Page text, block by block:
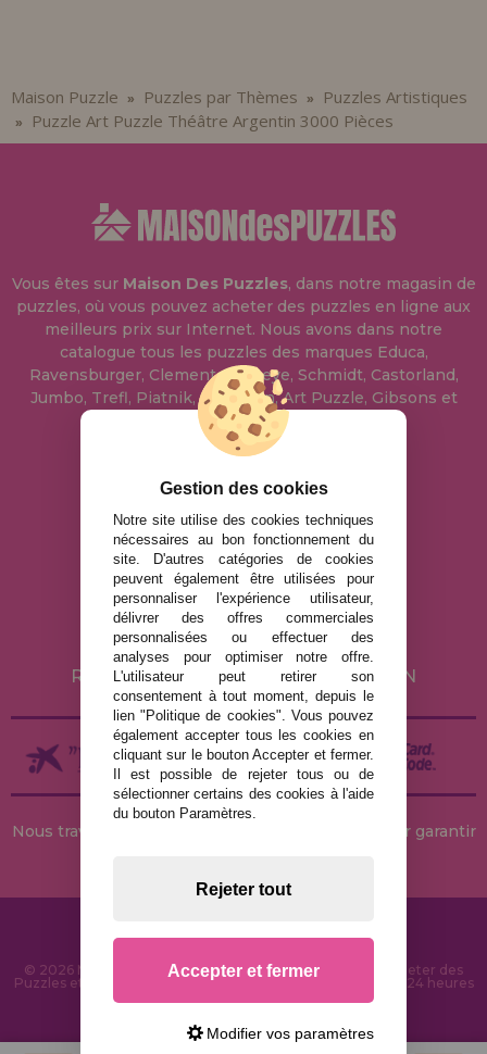
Maison Puzzle » Puzzles par Thèmes » Puzzles Artistiques
» Puzzle Art Puzzle Théâtre Argentin 3000 Pièces
Vous êtes sur Maison Des Puzzles, dans notre magasin de
puzzles, où vous pouvez acheter des puzzles en ligne aux
meilleurs prix sur Internet. Nous avons dans notre
catalogue tous les puzzles des marques Educa,
Ravensburger, Clementoni, Heye, Schmidt, Castorland,
Jumbo, Trefl, Piatnik, Anatolian, Art Puzzle, Gibsons et
bien d'autres.
info@maisondespuzzles.fr
MENTIONS LÉGALES
POLITIQUE DE CONFIDENTIALITÉ
POLITIQUE DE COOKIES
LIVRAISON ET RETOUR
RETOURS / DROIT DE RÉTRACTATION
Nous travaillons avec des stocks permanents pour garantir
© 2026 MaisonDesPuzzles.fr - Boutique en ligne pour acheter des
Puzzles et des Casse-têtes sur Internet. Livraison rapide en 24 heures
Gestion des cookies
Notre site utilise des cookies techniques
nécessaires au bon fonctionnement du
site. D'autres catégories de cookies
peuvent également être utilisées pour
personnaliser l'expérience utilisateur,
délivrer des offres commerciales
personnalisées ou effectuer des
analyses pour optimiser notre offre.
L'utilisateur peut retirer son
consentement à tout moment, depuis le
lien "Politique de cookies". Vous pouvez
également accepter tous les cookies en
cliquant sur le bouton Accepter et fermer.
Il est possible de rejeter tous ou de
sélectionner certains des cookies à l'aide
du bouton Paramètres.
Rejeter tout
Accepter et fermer
Modifier vos paramètres